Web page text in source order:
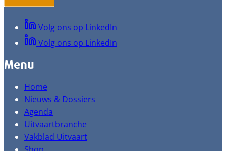
Volg ons op LinkedIn
Volg ons op LinkedIn
Menu
Home
Nieuws & Dossiers
Agenda
Uitvaartbranche
Vakblad Uitvaart